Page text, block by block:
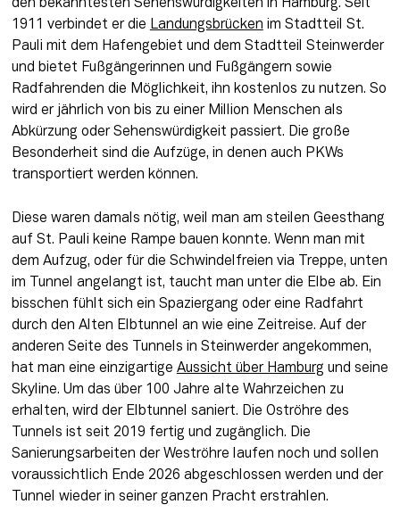
den bekanntesten Sehenswürdigkeiten in Hamburg. Seit
1911 verbindet er die
Landungsbrücken im Stadtteil St.
Pauli mit dem Hafengebiet und dem Stadtteil Steinwerder
und bietet Fußgängerinnen und Fußgängern sowie
Radfahrenden die Möglichkeit, ihn kostenlos zu nutzen. So
wird er jährlich von bis zu einer Million Menschen als
Abkürzung oder Sehenswürdigkeit passiert. Die große
Besonderheit sind die Aufzüge, in denen auch PKWs
transportiert werden können.
Diese waren damals nötig, weil man am steilen Geesthang
auf St. Pauli keine Rampe bauen konnte. Wenn man mit
dem Aufzug, oder für die Schwindelfreien via Treppe, unten
im Tunnel angelangt ist, taucht man unter die Elbe ab. Ein
bisschen fühlt sich ein Spaziergang oder eine Radfahrt
durch den Alten Elbtunnel an wie eine Zeitreise. Auf der
anderen Seite des Tunnels in Steinwerder angekommen,
hat man eine einzigartige Aussicht über Hamburg und seine
Skyline. Um das über 100 Jahre alte Wahrzeichen zu
erhalten, wird der Elbtunnel saniert. Die Oströhre des
Tunnels ist seit 2019 fertig und zugänglich. Die
Sanierungsarbeiten der Weströhre laufen noch und sollen
voraussichtlich Ende 2026 abgeschlossen werden und der
Tunnel wieder in seiner ganzen Pracht erstrahlen.